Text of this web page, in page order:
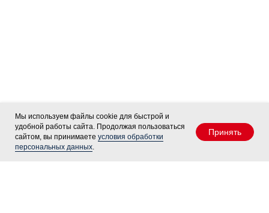
Мы используем файлы cookie для быстрой и
удобной работы сайта. Продолжая пользоваться
сайтом, вы принимаете условия обработки
персональных данных.
Принять